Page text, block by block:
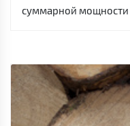
суммарной мощности